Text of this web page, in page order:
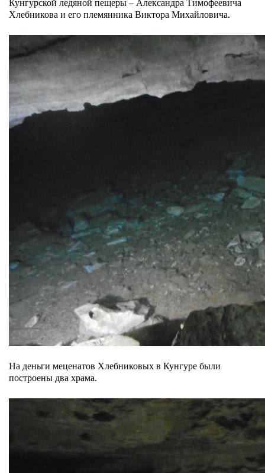
Кунгурской ледяной пещеры – Александра Тимофеевича
Хлебникова и его племянника Виктора Михайловича.
На деньги меценатов Хлебниковых в Кунгуре были
построены два храма.